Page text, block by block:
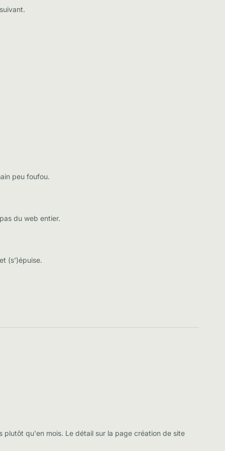
peu foufou.
du web entier.
(s')épuise.
plutôt qu'en mois. Le détail sur la page création de site